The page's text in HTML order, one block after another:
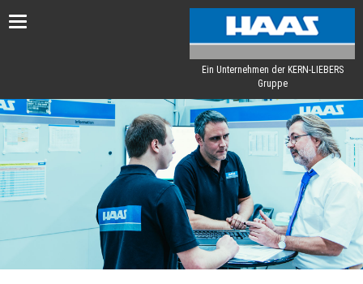
Toggle
Ein Unternehmen der KERN-LIEBERS
Gruppe